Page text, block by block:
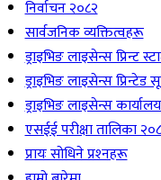
निर्वाचन २०८२
सार्वजनिक व्यक्तित्वहरू
ड्राइभिङ लाइसेन्स प्रिन्ट
ड्राइभिङ लाइसेन्स प्रिन्टेड
ड्राइभिङ लाइसेन्स
एसईई परीक्षा तालिका
प्रायः सोधिने प्रश्‍नहरू